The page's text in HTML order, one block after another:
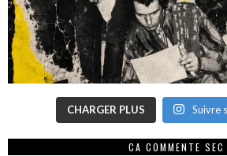
CHARGER PLUS Suivre
CA COMMENTE SEC